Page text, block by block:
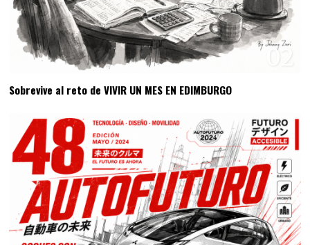
02
Sobrevive al reto de VIVIR UN MES EN EDIMBURGO